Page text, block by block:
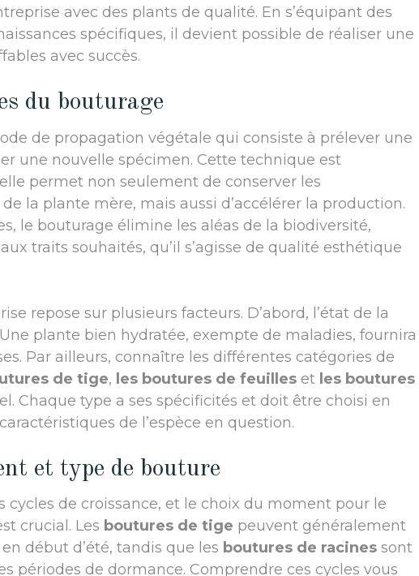
avec des plants de qualité. En s’équipant des
spécifiques, il devient possible de réaliser une
avec succès.
du bouturage
de propagation végétale qui consiste à prélever une
une nouvelle spécimen. Cette technique est
permet non seulement de conserver les
la plante mère, mais aussi d’accélérer la production.
le bouturage élimine les aléas de la biodiversité,
traits souhaités, qu’il s’agisse de qualité esthétique
repose sur plusieurs facteurs. D’abord, l’état de la
plante bien hydratée, exempte de maladies, fournira
Par ailleurs, connaître les différentes catégories de
de tige, les boutures de feuilles et les boutures
Chaque type a ses spécificités et doit être choisi en
de l’espèce en question.
et type de bouture
cycles de croissance, et le choix du moment pour le
crucial. Les boutures de tige peuvent généralement
début d’été, tandis que les boutures de racines sont
périodes de dormance. Comprendre ces cycles vous